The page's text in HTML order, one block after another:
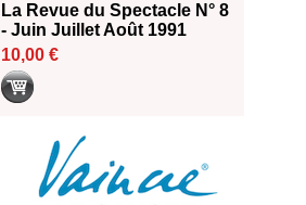
La Revue du Spectacle N° 8
- Juin Juillet Août 1991
10,00 €